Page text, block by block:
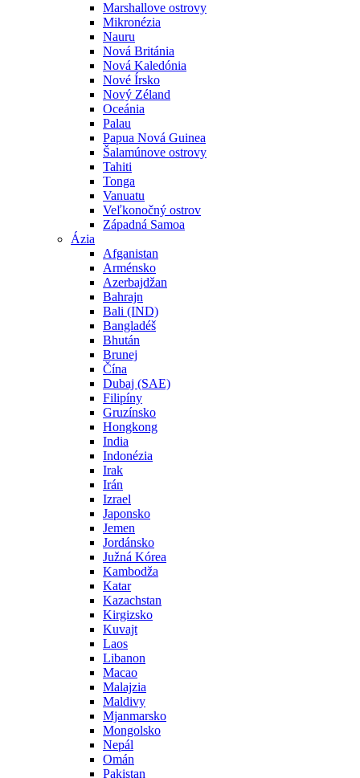
Marshallove ostrovy
Mikronézia
Nauru
Nová Británia
Nová Kaledónia
Nové Írsko
Nový Zéland
Oceánia
Palau
Papua Nová Guinea
Šalamúnove ostrovy
Tahiti
Tonga
Vanuatu
Veľkonočný ostrov
Západná Samoa
Ázia
Afganistan
Arménsko
Azerbajdžan
Bahrajn
Bali (IND)
Bangladéš
Bhután
Brunej
Čína
Dubaj (SAE)
Filipíny
Gruzínsko
Hongkong
India
Indonézia
Irak
Irán
Izrael
Japonsko
Jemen
Jordánsko
Južná Kórea
Kambodža
Katar
Kazachstan
Kirgizsko
Kuvajt
Laos
Libanon
Macao
Malajzia
Maldivy
Mjanmarsko
Mongolsko
Nepál
Omán
Pakistan